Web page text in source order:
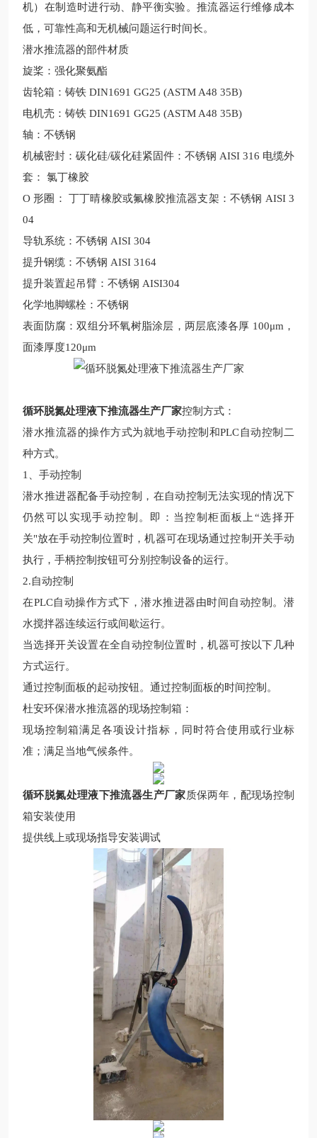
机）在制造时进行动、静平衡实验。推流器运行维修成本
低，可靠性高和无机械问题运行时间长。
潜水推流器的部件材质
旋桨：强化聚氨酯
齿轮箱：铸铁 DIN1691 GG25 (ASTM A48 35B)
电机壳：铸铁 DIN1691 GG25 (ASTM A48 35B)
轴：不锈钢
机械密封：碳化硅/碳化硅紧固件：不锈钢 AISI 316 电缆外
套： 氯丁橡胶
O 形圈： 丁丁晴橡胶或氟橡胶推流器支架：不锈钢 AISI 3
04
导轨系统：不锈钢 AISI 304
提升钢缆：不锈钢 AISI 3164
提升装置起吊臂：不锈钢 AISI304
化学地脚螺栓：不锈钢
表面防腐：双组分环氧树脂涂层，两层底漆各厚 100μm，
面漆厚度120μm
循环脱氮处理液下推流器生产厂家控制方式：
潜水推流器的操作方式为就地手动控制和PLC自动控制二
种方式。
1、手动控制
潜水推进器配备手动控制，在自动控制无法实现的情况下
仍然可以实现手动控制。即：当控制柜面板上“选择开
关"放在手动控制位置时，机器可在现场通过控制开关手动
执行，手柄控制按钮可分别控制设备的运行。
2.自动控制
在PLC自动操作方式下，潜水推进器由时间自动控制。潜
水搅拌器连续运行或间歇运行。
当选择开关设置在全自动控制位置时，机器可按以下几种
方式运行。
通过控制面板的起动按钮。通过控制面板的时间控制。
杜安环保潜水推流器的现场控制箱：
现场控制箱满足各项设计指标，同时符合使用或行业标
准；满足当地气候条件。
循环脱氮处理液下推流器生产厂家质保两年 ，配现场控制
箱安装使用
提供线上或现场指导安装调试